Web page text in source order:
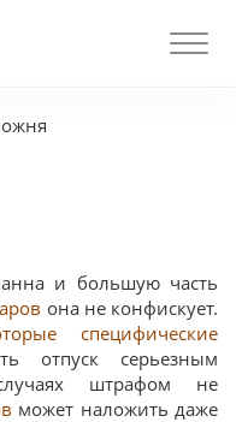
и большую часть
она не конфискует.
специфические
отпуск серьезным
штрафом не
может наложить даже